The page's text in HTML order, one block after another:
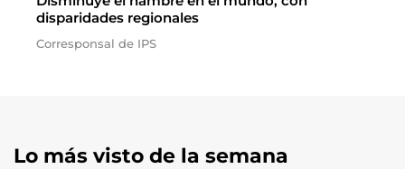
disparidades regionales
Corresponsal de IPS
Lo más visto de la semana